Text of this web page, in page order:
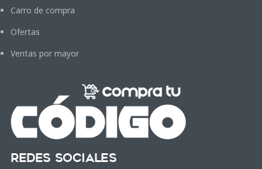
Carro de compra
Ofertas
Ventas por mayor
Redes Sociales